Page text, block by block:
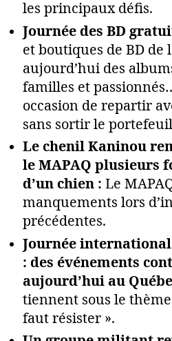
les principaux défis.
Journée des BD
et boutiques de BD
aujourd’hui des
familles et
occasion de repartir
sans sortir le
Le chenil Kaninou
le MAPAQ plusieurs
d’un chien : Le
manquements lors
précédentes.
Journée
: des événements
aujourd’hui au
tiennent sous le
faut résister ».